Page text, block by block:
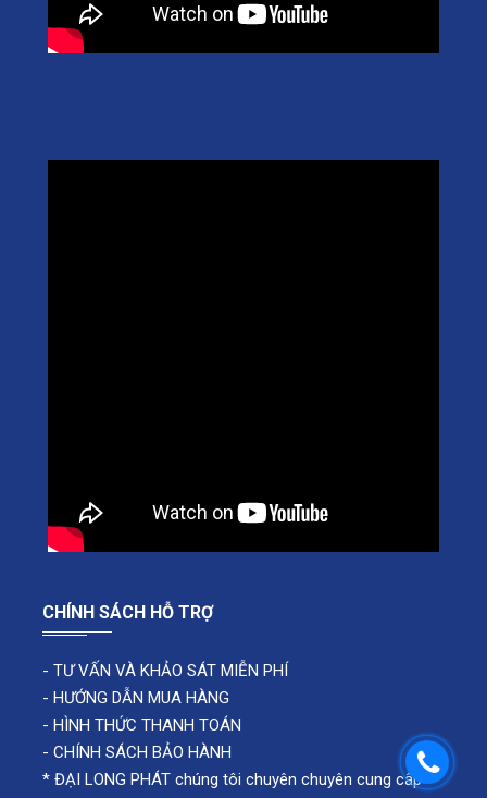
CHÍNH SÁCH HỖ TRỢ
- TƯ VẤN VÀ KHẢO SÁT MIỄN PHÍ
- HƯỚNG DẪN MUA HÀNG
- HÌNH THỨC THANH TOÁN
- CHÍNH SÁCH BẢO HÀNH
* ĐẠI LONG PHÁT chúng tôi chuyên chuyên cung cấp